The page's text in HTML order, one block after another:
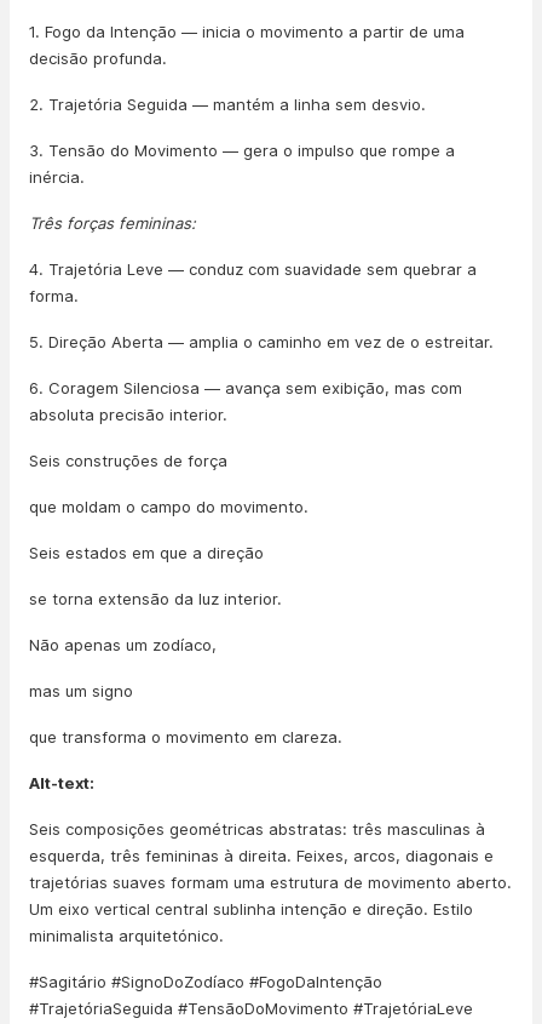
1. Fogo da Intenção — inicia o movimento a partir de uma
decisão profunda.
2. Trajetória Seguida — mantém a linha sem desvio.
3. Tensão do Movimento — gera o impulso que rompe a
inércia.
Três forças femininas:
4. Trajetória Leve — conduz com suavidade sem quebrar a
forma.
5. Direção Aberta — amplia o caminho em vez de o estreitar.
6. Coragem Silenciosa — avança sem exibição, mas com
absoluta precisão interior.
Seis construções de força
que moldam o campo do movimento.
Seis estados em que a direção
se torna extensão da luz interior.
Não apenas um zodíaco,
mas um signo
que transforma o movimento em clareza.
Alt-text:
Seis composições geométricas abstratas: três masculinas à
esquerda, três femininas à direita. Feixes, arcos, diagonais e
trajetórias suaves formam uma estrutura de movimento aberto.
Um eixo vertical central sublinha intenção e direção. Estilo
minimalista arquitetónico.
#Sagitário #SignoDoZodíaco #FogoDaIntenção
#TrajetóriaSeguida #TensãoDoMovimento #TrajetóriaLeve